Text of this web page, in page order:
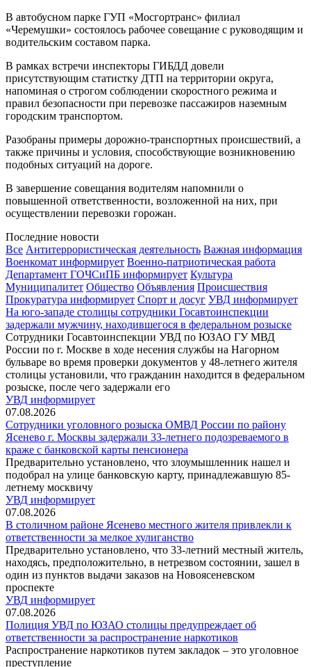
В автобусном парке ГУП «Мосгортранс» филиал
«Черемушки» состоялось рабочее совещание с руководящим и
водительским составом парка.
В рамках встречи инспекторы ГИБДД довели
присутствующим статистку ДТП на территории округа,
напоминая о строгом соблюдении скоростного режима и
правил безопасности при перевозке пассажиров наземным
городским транспортом.
Разобраны примеры дорожно-транспортных происшествий, а
также причины и условия, способствующие возникновению
подобных ситуаций на дороге.
В завершение совещания водителям напомнили о
повышенной ответственности, возложенной на них, при
осуществлении перевозки горожан.
Последние новости
Все Антитеррористическая деятельность Важная информация
Военкомат информирует Военно-патриотическая работа
Департамент ГОЧСиПБ информирует Культура
Муниципалитет Общество Объявления Происшествия
Прокуратура информирует Спорт и досуг УВД информирует
На юго-западе столицы сотрудники Госавтоинспекции
задержали мужчину, находившегося в федеральном розыске
Сотрудники Госавтоинспекции УВД по ЮЗАО ГУ МВД
России по г. Москве в ходе несения службы на Нагорном
бульваре во время проверки документов у 48-летнего жителя
столицы установили, что гражданин находится в федеральном
розыске, после чего задержали его
УВД информирует
07.08.2026
Сотрудники уголовного розыска ОМВД России по району
Ясенево г. Москвы задержали 33-летнего подозреваемого в
краже с банковской карты пенсионера
Предварительно установлено, что злоумышленник нашел и
подобрал на улице банковскую карту, принадлежавшую 85-
летнему москвичу
УВД информирует
07.08.2026
В столичном районе Ясенево местного жителя привлекли к
ответственности за мелкое хулиганство
Предварительно установлено, что 33-летний местный житель,
находясь, предположительно, в нетрезвом состоянии, зашел в
один из пунктов выдачи заказов на Новоясеневском
проспекте
УВД информирует
07.08.2026
Полиция УВД по ЮЗАО столицы предупреждает об
ответственности за распространение наркотиков
Распространение наркотиков путем закладок – это уголовное
преступление